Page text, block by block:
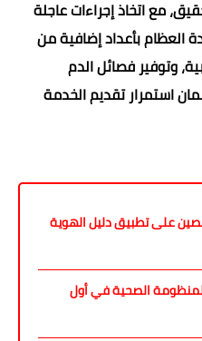
مع اتخاذ إجراءات عاجلة
العظام بأعداد إضافية من
وتوفير فصائل الدم
استمرار تقديم الخدمة
على تطبيق دليل الهوية
الصحية في أول